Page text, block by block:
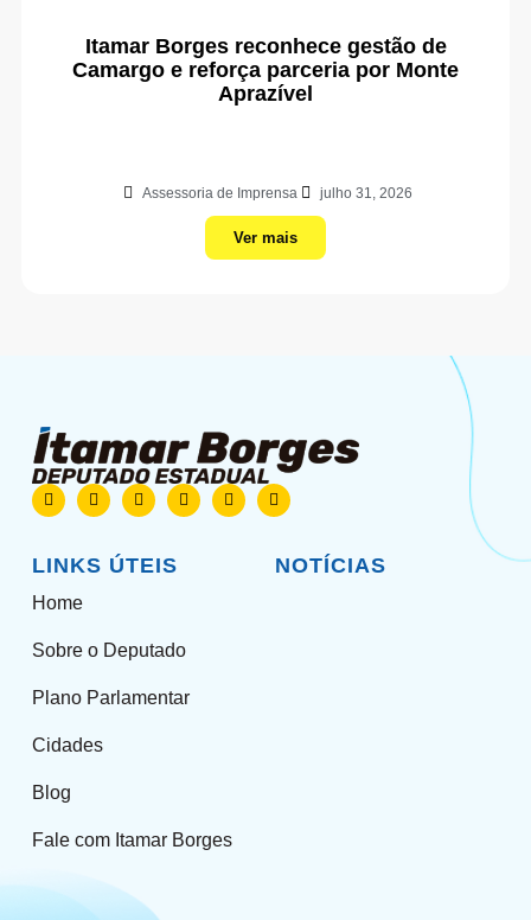
Itamar Borges reconhece gestão de
Camargo e reforça parceria por Monte
Aprazível
Assessoria de Imprensa julho 31, 2026
Ver mais
LINKS ÚTEIS
Home
Sobre o Deputado
Plano Parlamentar
Cidades
Blog
Fale com Itamar Borges
NOTÍCIAS